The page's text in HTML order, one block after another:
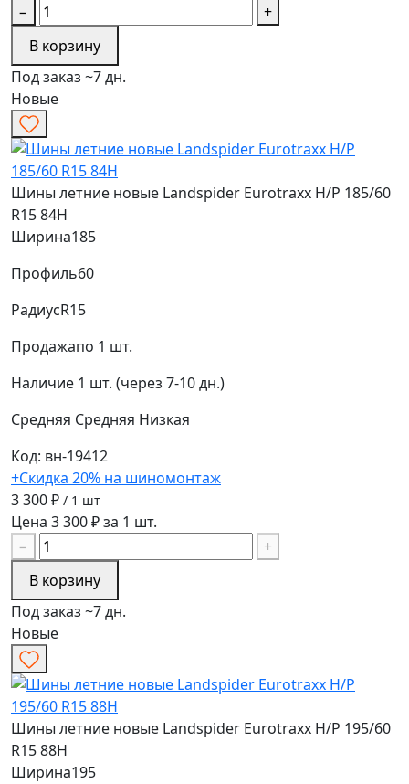
−
+
В корзину
Под заказ ~7 дн.
Новые
Шины летние новые Landspider Eurotraxx H/P 185/60
R15 84H
Ширина185
Профиль60
РадиусR15
Продажапо 1 шт.
Наличие 1 шт. (через 7-10 дн.)
Средняя Средняя Низкая
Код: вн-19412
+Скидка 20% на шиномонтаж
3 300 ₽ / 1 шт
Цена 3 300 ₽ за 1 шт.
−
+
В корзину
Под заказ ~7 дн.
Новые
Шины летние новые Landspider Eurotraxx H/P 195/60
R15 88H
Ширина195